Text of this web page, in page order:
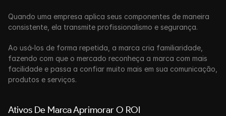
Quando uma empresa aplica seus componentes de maneira
consistente, ela transmite profissionalismo e segurança.
Ao usá-los de forma repetida, a marca cria familiaridade,
fazendo com que o mercado reconheça a marca com mais
facilidade e passa a confiar muito mais em sua comunicação,
produtos e serviços.
Ativos De Marca Aprimorar O ROI